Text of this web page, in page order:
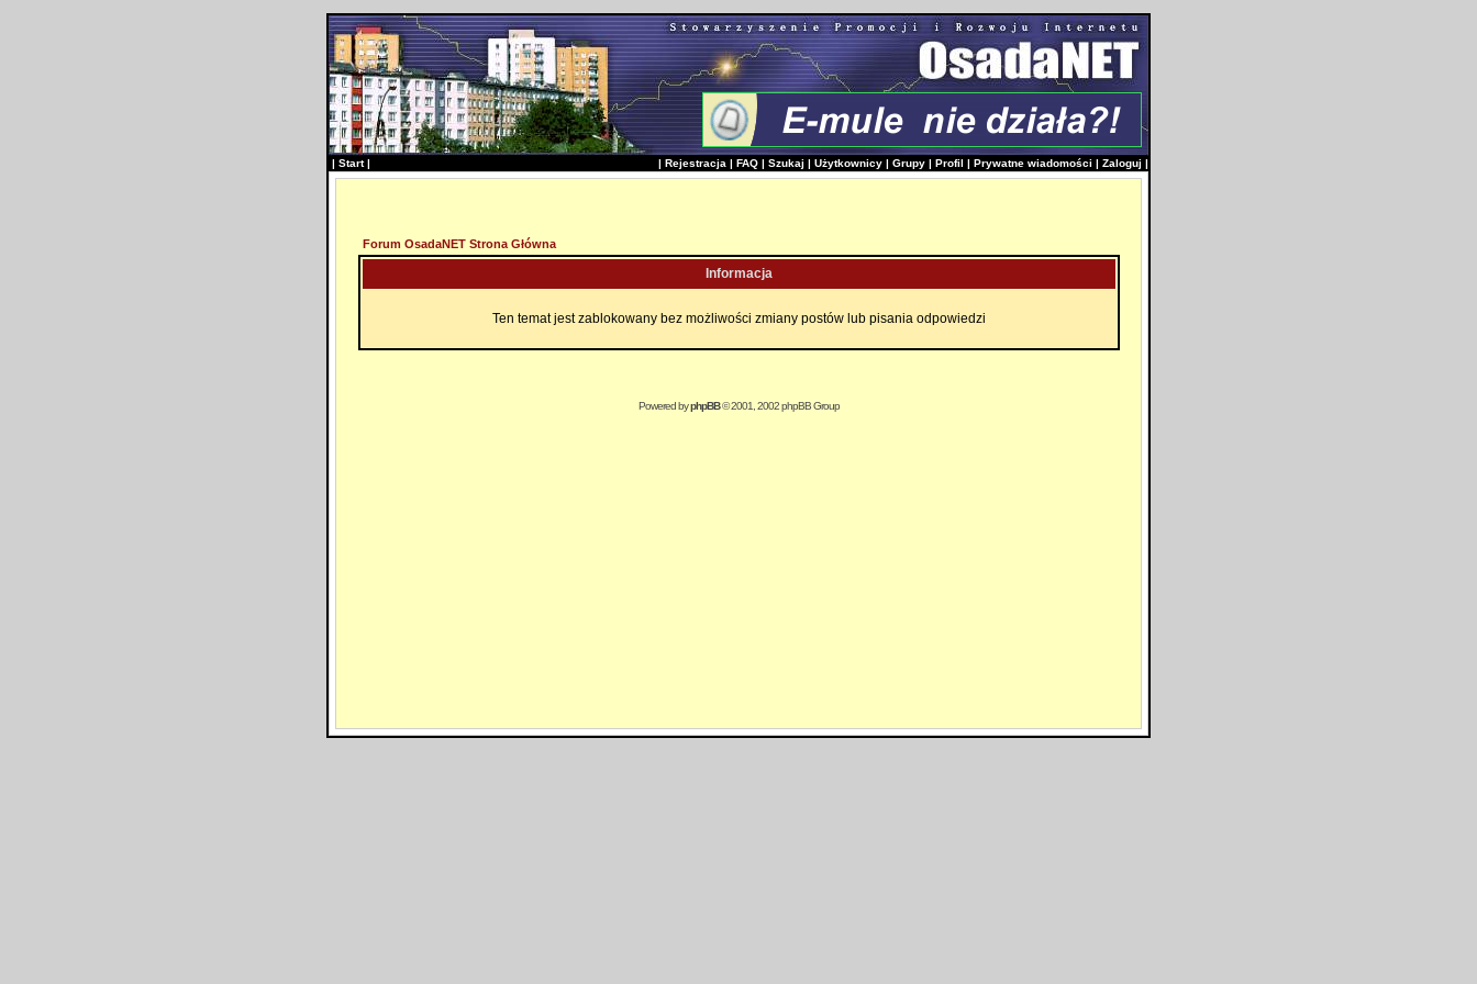
| Start| | Rejestracja | FAQ | Szukaj | Użytkownicy | Grupy | Profil | Prywatne wiadomości | Zaloguj |
Forum OsadaNET Strona Główna
Informacja
Ten temat jest zablokowany bez możliwości zmiany postów lub pisania odpowiedzi
Powered byphpBB© 2001, 2002 phpBB Group